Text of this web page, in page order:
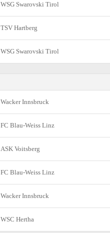
WSG Swarovski Tirol
TSV Hartberg
WSG Swarovski Tirol
Wacker Innsbruck
FC Blau-Weiss Linz
ASK Voitsberg
FC Blau-Weiss Linz
Wacker Innsbruck
WSC Hertha